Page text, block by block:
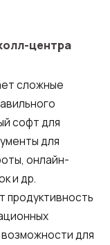
центра
сложные
софт для
для
онлайн-
и др.
продуктивность
для